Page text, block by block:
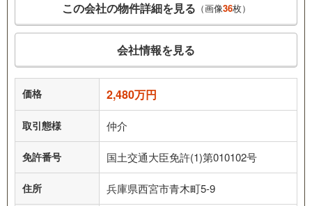
この会社の物件詳細を見る （画像36枚）
会社情報を見る
価格 2,480万円
取引態様 仲介
免許番号 国土交通大臣免許(1)第010102号
住所 兵庫県西宮市青木町5-9